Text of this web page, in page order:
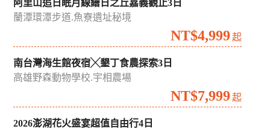
阿里山追日眠月線繪日之丘嘉義觀止3日
蘭潭環潭步道.魚寮遺址秘境
NT$4,999 起
南台灣海生館夜宿╳墾丁食農探索3日
高雄野森動物學校.宇相農場
NT$7,999 起
2026澎湖花火盛宴超值自由行4日